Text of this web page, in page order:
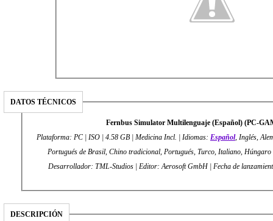
DATOS TÉCNICOS
Fernbus Simulator Multilenguaje (Español) (PC-
Plataforma: PC | ISO | 4.58 GB | Medicina Incl. | Idiomas: Español, Inglés,
Portugués de Brasil, Chino tradicional, Portugués, Turco, Italiano,
Desarrollador: TML-Studios | Editor: Aerosoft
DESCRIPCIÓN